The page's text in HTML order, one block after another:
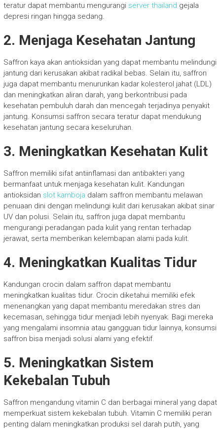
teratur dapat membantu mengurangi server thailand gejala
depresi ringan hingga sedang.
2. Menjaga Kesehatan Jantung
Saffron kaya akan antioksidan yang dapat membantu melindungi
jantung dari kerusakan akibat radikal bebas. Selain itu, saffron
juga dapat membantu menurunkan kadar kolesterol jahat (LDL)
dan meningkatkan aliran darah, yang berkontribusi pada
kesehatan pembuluh darah dan mencegah terjadinya penyakit
jantung. Konsumsi saffron secara teratur dapat mendukung
kesehatan jantung secara keseluruhan.
3. Meningkatkan Kesehatan Kulit
Saffron memiliki sifat antiinflamasi dan antibakteri yang
bermanfaat untuk menjaga kesehatan kulit. Kandungan
antioksidan slot kamboja dalam saffron membantu melawan
penuaan dini dengan melindungi kulit dari kerusakan akibat sinar
UV dan polusi. Selain itu, saffron juga dapat membantu
mengurangi peradangan pada kulit yang rentan terhadap
jerawat, serta memberikan kelembapan alami pada kulit.
4. Meningkatkan Kualitas Tidur
Kandungan crocin dalam saffron dapat membantu
meningkatkan kualitas tidur. Crocin diketahui memiliki efek
menenangkan yang dapat membantu meredakan stres dan
kecemasan, sehingga tidur menjadi lebih nyenyak. Bagi mereka
yang mengalami insomnia atau gangguan tidur lainnya, konsumsi
saffron bisa menjadi solusi alami yang efektif.
5. Meningkatkan Sistem
Kekebalan Tubuh
Saffron mengandung vitamin C dan berbagai mineral yang dapat
memperkuat sistem kekebalan tubuh. Vitamin C memiliki peran
penting dalam meningkatkan produksi sel darah putih, yang